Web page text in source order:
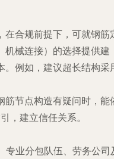
在合规前提下，可就钢筋
机械连接）的选择提供建
。例如，建议超长结构采
筋节点构造有疑问时，能
，建立信任关系。
专业分包队伍、劳务公司